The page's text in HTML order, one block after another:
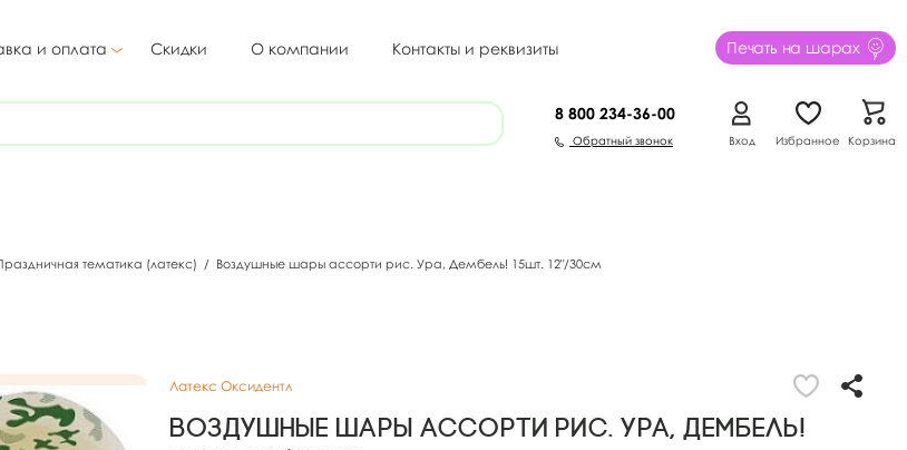
и оплата Скидки О компании Контакты и реквизиты Печать на шарах
8 800 234-36-00
Обратный звонок Вход Избранное Корзина
тематика (латекс) / Воздушные шары ассорти рис. Ура, Дембель! 15шт. 12"/30см
Латекс Оксидентл
Воздушные шары ассорти рис. Ура, Дембель!